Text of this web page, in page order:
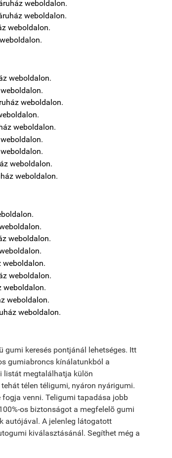
gumi keresés pontjánál lehetséges. Itt
gumiabroncs kínálatunkból a
listát megtalálhatja külön
télen téligumi, nyáron nyárigumi.
venni. Teligumi tapadása jobb
os biztonságot a megfelelõ gumi
autójával. A jelenleg látogatott
kiválasztásánál. Segíthet még a